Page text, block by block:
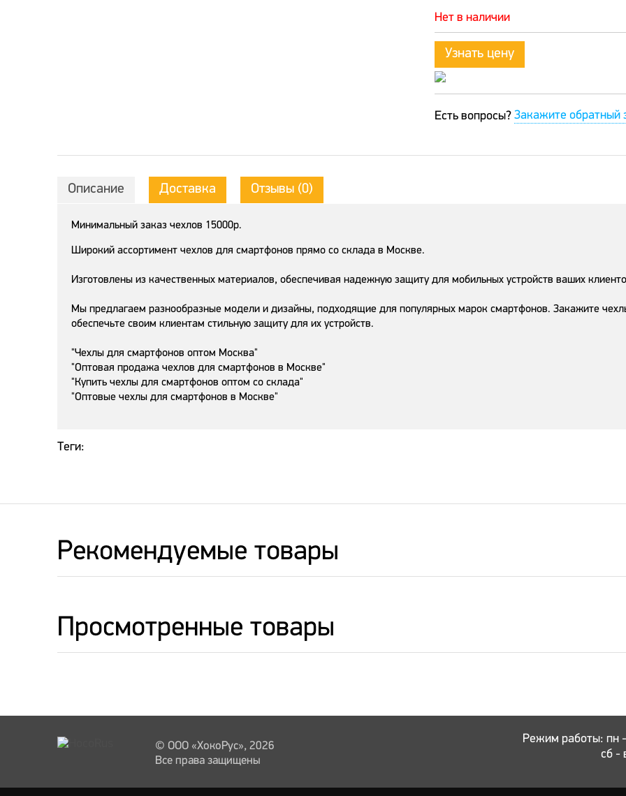
Нет в наличии
Узнать цену
Есть вопросы? Закажите обратный
Описание Доставка Отзывы (0)
Минимальный заказ чехлов 15000р.
Широкий ассортимент чехлов для смартфонов прямо со склада в Москве.
Изготовлены из качественных материалов, обеспечивая надежную защиту для мобильных устройств ваших
Мы предлагаем разнообразные модели и дизайны, подходящие для популярных марок смартфонов. Закажите
обеспечьте своим клиентам стильную защиту для их устройств.
"Чехлы для смартфонов оптом Москва"
"Оптовая продажа чехлов для смартфонов в Москве"
"Купить чехлы для смартфонов оптом со склада"
"Оптовые чехлы для смартфонов в Москве"
Теги:
Рекомендуемые товары
Просмотренные товары
© ООО «ХокоРус», 2026
Все права защищены
Режим работы: пн
сб -